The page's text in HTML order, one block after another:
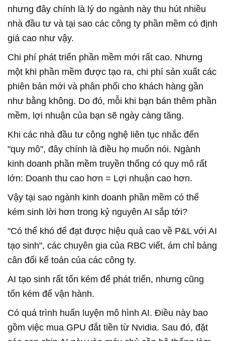
nhưng đây chính là lý do ngành này thu hút nhiều
nhà đầu tư và tại sao các công ty phần mềm có định
giá cao như vậy.
Chi phí phát triển phần mềm mới rất cao. Nhưng
một khi phần mềm được tạo ra, chi phí sản xuất các
phiên bản mới và phân phối cho khách hàng gần
như bằng không. Do đó, mỗi khi bạn bán thêm phần
mềm, lợi nhuận của bạn sẽ ngày càng tăng.
Khi các nhà đầu tư công nghệ liên tục nhắc đến
"quy mô", đây chính là điều họ muốn nói. Ngành
kinh doanh phần mềm truyền thống có quy mô rất
lớn: Doanh thu cao hơn = Lợi nhuận cao hơn.
Vậy tại sao ngành kinh doanh phần mềm có thể
kém sinh lời hơn trong kỷ nguyên AI sắp tới?
"Có thể khó để đạt được hiệu quả cao về P&L với AI
tạo sinh", các chuyên gia của RBC viết, ám chỉ bảng
cân đối kế toán của các công ty.
AI tạo sinh rất tốn kém để phát triển, nhưng cũng
tốn kém để vận hành.
Có quá trình huấn luyện mô hình AI. Điều này bao
gồm việc mua GPU đắt tiền từ Nvidia. Sau đó, đặt